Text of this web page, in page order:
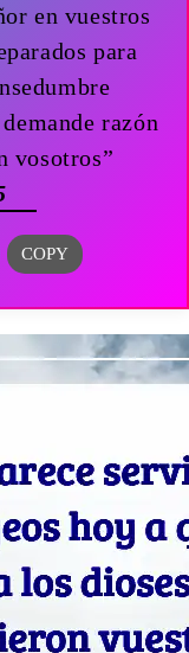
en vuestros
para
razón
vosotros”